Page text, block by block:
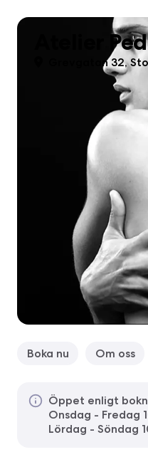
Atelier
Grevgatan 32,
Boka nu Om oss
Öppet enligt
Onsdag - Fredag
Lördag - Söndag